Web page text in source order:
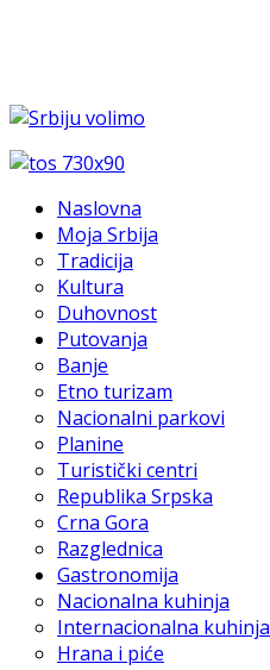
Naslovna
Moja Srbija
Tradicija
Kultura
Duhovnost
Putovanja
Banje
Etno turizam
Nacionalni parkovi
Planine
Turistički centri
Republika Srpska
Crna Gora
Razglednica
Gastronomija
Nacionalna kuhinja
Internacionalna kuhinja
Hrana i piće